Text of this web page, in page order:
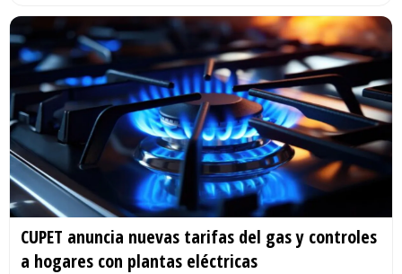
CUPET anuncia nuevas tarifas del gas y controles
a hogares con plantas eléctricas